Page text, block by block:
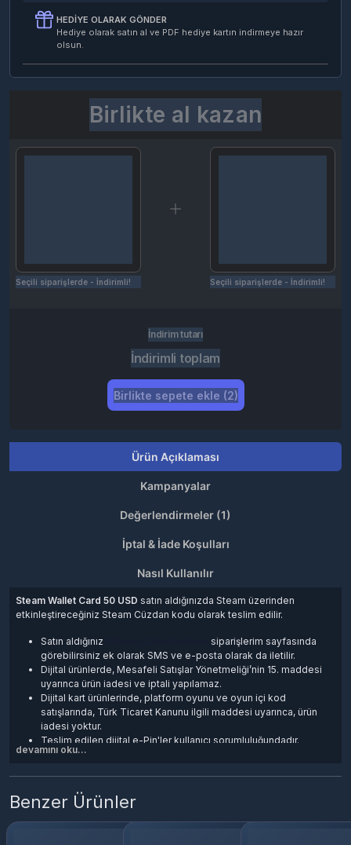
HEDIYE OLARAK GÖNDER
Hediye olarak satın al ve PDF hediye kartın indirmeye hazır
olsun.
Birlikte al kazan
Seçili siparişlerde - İndirimli! Seçili siparişlerde - İndirimli!
İndirim tutarı
İndirimli toplam
Birlikte sepete ekle (2)
Ürün Açıklaması
Kampanyalar
Değerlendirmeler (1)
İptal & İade Koşulları
Nasıl Kullanılır
Steam Wallet Card 50 USD satın aldığınızda Steam üzerinden
etkinleştireceğiniz Steam Cüzdan kodu olarak teslim edilir.
Satın aldığınız
siparişlerim sayfasında
görebilirsiniz ek olarak SMS ve e-posta olarak da iletilir.
Dijital ürünlerde, Mesafeli Satışlar Yönetmeliği’nin 15. maddesi
uyarınca ürün iadesi ve iptali yapılamaz.
Dijital kart ürünlerinde, platform oyunu ve oyun içi kod
satışlarında, Türk Ticaret Kanunu ilgili maddesi uyarınca, ürün
iadesi yoktur.
Teslim edilen dijital e-Pin'ler kullanıcı sorumluluğundadır.
Dijital ürünler kargo veya posta yolu ile gönderilmez.
ürün anahtarını aktif ederek Oyun/Hizmetleri cihazınıza
indirmeniz gerekir.
devamını oku...
Benzer Ürünler